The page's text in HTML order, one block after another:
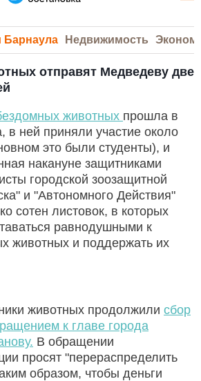
Барнаула Недвижимость
отправят Медведеву две
животных прошла в
в ней приняли участие около
это были студенты), и
накануне защитниками
городской зоозащитной
и "Автономного Действия"
сотен листовок, в которых
равнодушными к
животных и поддержать их
животных продолжили сбор
к главе города
В обращении
просят "перераспределить
образом, чтобы деньги